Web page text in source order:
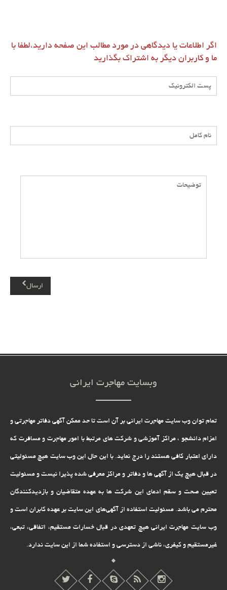
اگر اطلاعات یا دیدگاهی در مورد مطالب این صفحه دارید،لطفا با
ما و کاربران دیگر به اشتراک بگذارید
ارسال
وبسایت مهاجرت ایرانی
تمام توان وب سایت مهاجرت ایرانی بر آن است تا حد ممکن آگهی دفاتر مهاجرتی و
اعزام دانشجو ، مراکز آموزشی و شرکت های مرتبط با امور مهاجرت و مسافرت که
دارای اعتبار کافی هستند را درج نماید. با این حال این وب سایت هیچ مسئولیتی
در قبال هیچ یک از آگهی ها و دفاتر و مراکز معرفی شده پذیرا نیست و مسئولیت
تعیین صحت و سقم ادعای این شرکت ها به عهده متقاضیان و بازدیدکنندگان
محترم می باشد. مسئولیت استفاده از آگهی‌های این سایت بر عهده کابران است و
وب سایت مهاجرت ایرانی هیچ تعهدى در قبال خسارات مستقیم، اتفاقى، تبعى،
غیرمستقیم و کیفرى، ناشى از دسترسى و استفاده شما از این سایت ندارد.